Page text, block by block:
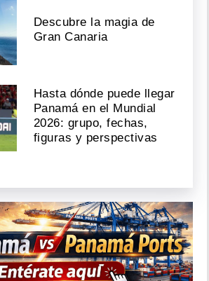
Descubre la magia de
Gran Canaria
Hasta dónde puede llegar
Panamá en el Mundial
2026: grupo, fechas,
figuras y perspectivas